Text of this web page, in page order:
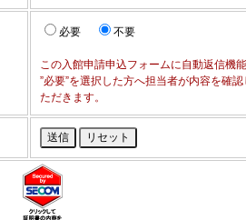
必要 不要
この入館申請申込フォームに自動返信機
”必要”を選択した方へ担当者が内容を確
ただきます。